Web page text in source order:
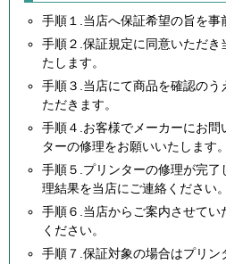
手順１.当店へ保証希望の旨を事
手順２.保証規定に同意いただ
たします。
手順３.当店にて商品を確認の
ただきます。
手順４.お客様でメーカーにお問
ターの修理をお願いいたします。
手順５.プリンターの修理が完
理結果を当店にご連絡ください。
手順６.当店からご案内させてい
ください。
手順７.保証対象の場合はプリン